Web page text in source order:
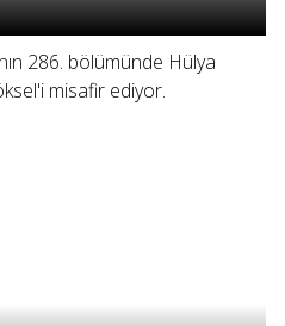
286. bölümünde Hülya
misafir ediyor.